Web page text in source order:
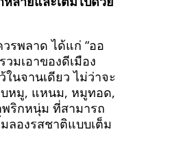
รพลาด ได้แก่ “ออ
วมเอาของดีเมือง
ในจานเดียว ไม่ว่าจะ
บหมู, แหนม, หมูทอด,
ริกหนุ่ม ที่สามารถ
ลองรสชาติแบบเต็ม